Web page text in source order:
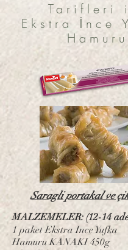
Saragli portakal ve
MALZEMELER: (12-14
1 paket Ekstra Ince Yufka
Hamuru KANAKI 450g
Tarifleri
Ekstra İnce
Hamuru